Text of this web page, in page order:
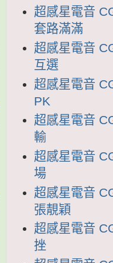
超感星電音
套路滿滿
超感星電音
互選
超感星電音
PK
超感星電音
輸
超感星電音
場
超感星電音
張靚穎
超感星電音
挫